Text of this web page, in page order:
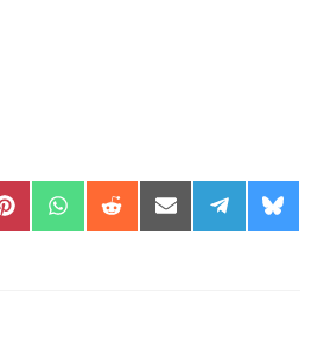
Share
on
Share
on
Share
on
Share
on
Share
on
on